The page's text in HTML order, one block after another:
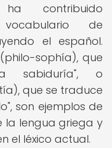
contribuido
de
el español.
sophía), que
sabiduría", o
que se traduce
son ejemplos de
la lengua griega y
el léxico actual.